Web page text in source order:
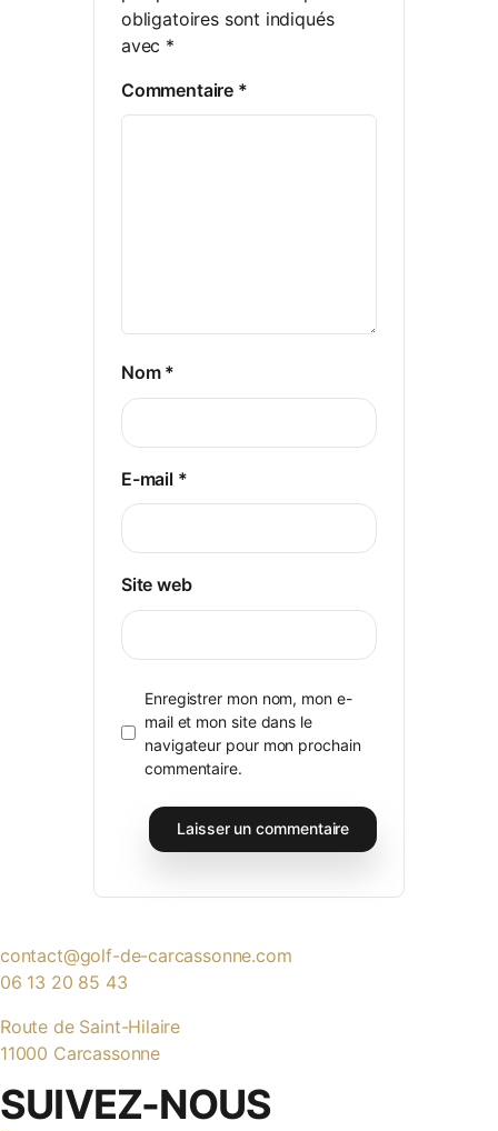
obligatoires sont indiqués
avec *
Commentaire *
Nom *
E-mail *
Site web
Enregistrer mon nom, mon e-
mail et mon site dans le
navigateur pour mon prochain
commentaire.
contact@golf-de-carcassonne.com
06 13 20 85 43
Route de Saint-Hilaire
11000 Carcassonne
SUIVEZ-NOUS